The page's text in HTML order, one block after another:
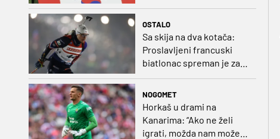
OSTALO
Sa skija na dva kotača:
Proslavljeni francuski
biatlonac spreman je za
debi u profesionalnom
NOGOMET
Horkaš u drami na
Kanarima: “Ako ne želi
igrati, možda nam može